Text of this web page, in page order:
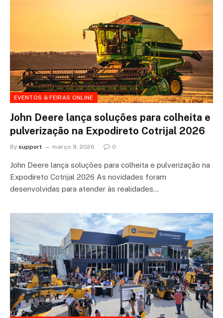
EVENTOS & FEIRAS ONLINE
John Deere lança soluções para colheita e
pulverização na Expodireto Cotrijal 2026
By support março 9, 2026 0
John Deere lança soluções para colheita e pulverização na
Expodireto Cotrijal 2026 As novidades foram
desenvolvidas para atender às realidades…